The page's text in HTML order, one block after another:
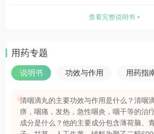
查看完整说明书
用药专题
说明书 功效与作用 用药指
清咽滴丸的主要功效与作用是什么？清咽
痹，咽痛，发热，急性咽炎，咽干等的治
成分是什么？他的主要成分包含薄荷脑、